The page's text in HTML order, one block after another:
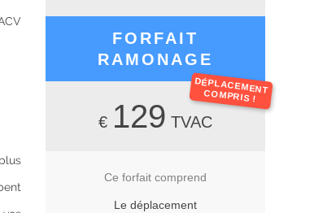
FORFAIT
RAMONAGE
DÉPLACEMENT
COMPRIS !
€ 129 TVAC
Ce forfait comprend
Le déplacement